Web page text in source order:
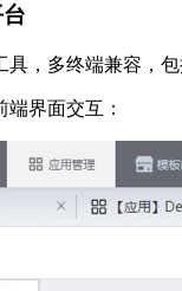
，多终端兼容，
界面交互：